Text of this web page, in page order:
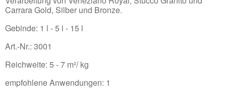
Carrara Gold, Silber und Bronze.
Gebinde: 1 l - 5 l - 15 l
Art.-Nr.: 3001
Reichweite: 5 - 7 m²/ kg
empfohlene Anwendungen: 1